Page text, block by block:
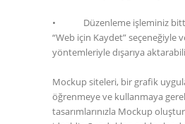
•
Düzenleme işleminiz
“Web için Kaydet” seçeneğiyle
yöntemleriyle dışarıya
Mockup siteleri, bir grafik
öğrenmeye ve kullanmaya
tasarımlarınızla Mockup